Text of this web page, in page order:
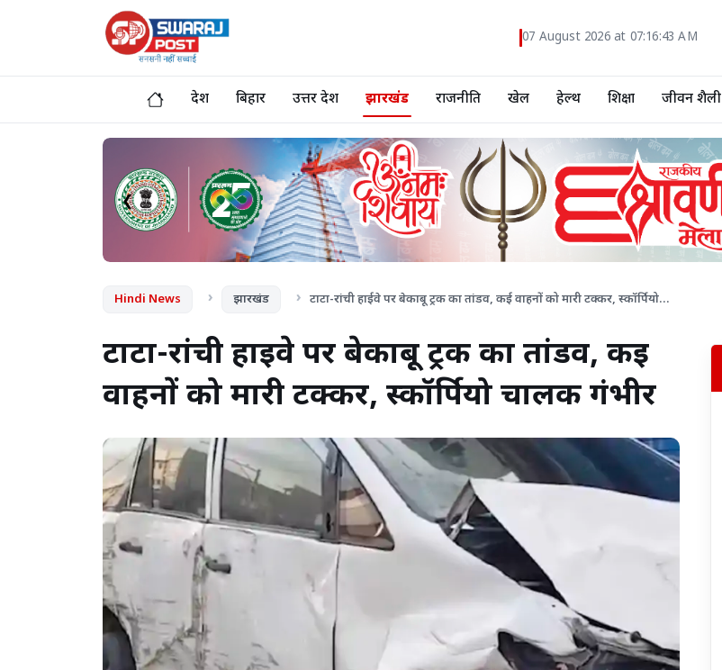
07 August 2026 at 07:16:44 AM
देश बिहार उत्तर प्रदेश झारखंड राजनीति खेल हेल्थ शिक्षा जीवन शैली
❮
Hindi News झारखंड टाटा-रांची हाईवे पर बेकाबू ट्रक का तांडव, कई वाहनों को मारी टक्कर, स्कॉर्पियो...
टाटा-रांची हाईवे पर बेकाबू ट्रक का तांडव, कई
वाहनों को मारी टक्कर, स्कॉर्पियो चालक गंभीर